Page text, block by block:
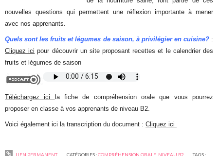
nouvelles questions qui permettent une réflexion importante à mener
avec nos apprenants.
Quels sont les fruits et légumes de saison, à privilégier en cuisine?:
Cliquez ici pour découvrir un site proposant recettes et le calendrier des
fruits et légumes de saison
Téléchargez ici
la fiche de compréhension orale que vous pourrez
proposer en classe à vos apprenants de niveau B2.
Voici également ici la transcription du document :Cliquez ici
LIEN PERMANENT CATÉGORIES :COMPRÉHENSION ORALE, NIVEAU B2
TAGS :